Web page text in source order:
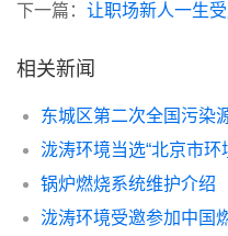
下一篇： 让职场新人一生
相关新闻
东城区第二次全国污染
锅炉燃烧系统维护介绍